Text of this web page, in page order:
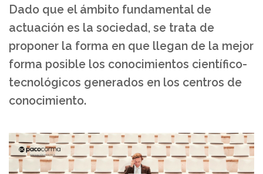
Dado que el ámbito fundamental de
actuación es la sociedad, se trata de
proponer la forma en que llegan de la mejor
forma posible los conocimientos científico-
tecnológicos generados en los centros de
conocimiento.